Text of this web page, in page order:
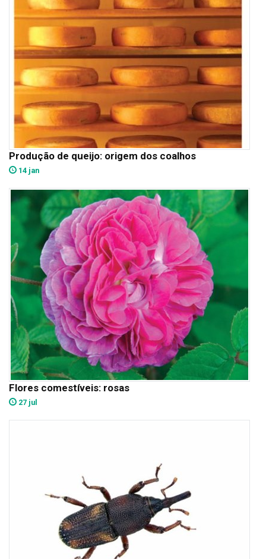
Produção de queijo: origem dos coalhos
14 jan
Flores comestíveis: rosas
27 jul